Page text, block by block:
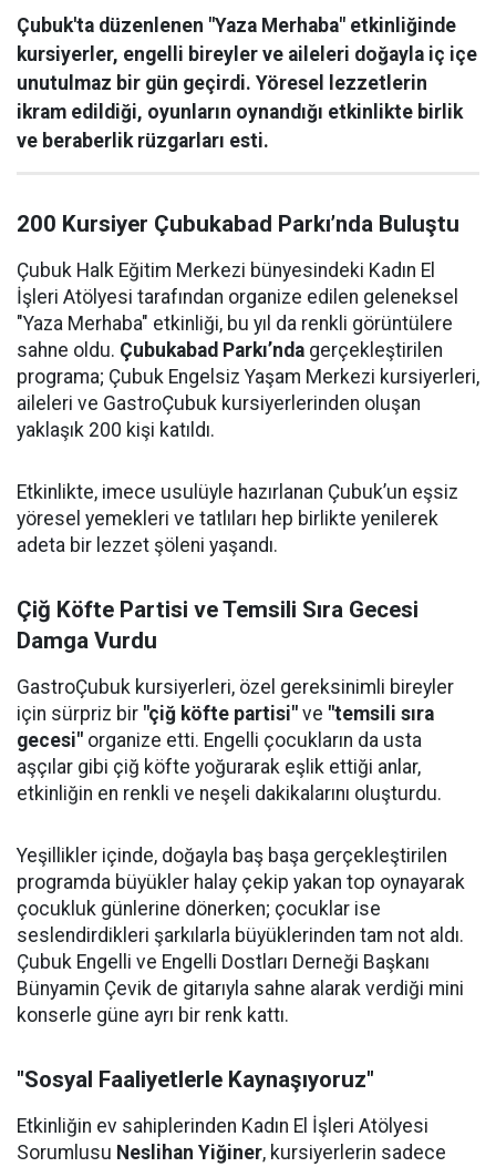
Çubuk'ta düzenlenen "Yaza Merhaba" etkinliğinde
kursiyerler, engelli bireyler ve aileleri doğayla iç içe
unutulmaz bir gün geçirdi. Yöresel lezzetlerin
ikram edildiği, oyunların oynandığı etkinlikte birlik
ve beraberlik rüzgarları esti.
200 Kursiyer Çubukabad Parkı’nda Buluştu
Çubuk Halk Eğitim Merkezi bünyesindeki Kadın El
İşleri Atölyesi tarafından organize edilen geleneksel
"Yaza Merhaba" etkinliği, bu yıl da renkli görüntülere
sahne oldu. Çubukabad Parkı’nda gerçekleştirilen
programa; Çubuk Engelsiz Yaşam Merkezi kursiyerleri,
aileleri ve GastroÇubuk kursiyerlerinden oluşan
yaklaşık 200 kişi katıldı.
Etkinlikte, imece usulüyle hazırlanan Çubuk’un eşsiz
yöresel yemekleri ve tatlıları hep birlikte yenilerek
adeta bir lezzet şöleni yaşandı.
Çiğ Köfte Partisi ve Temsili Sıra Gecesi
Damga Vurdu
GastroÇubuk kursiyerleri, özel gereksinimli bireyler
için sürpriz bir "çiğ köfte partisi" ve "temsili sıra
gecesi" organize etti. Engelli çocukların da usta
aşçılar gibi çiğ köfte yoğurarak eşlik ettiği anlar,
etkinliğin en renkli ve neşeli dakikalarını oluşturdu.
Yeşillikler içinde, doğayla baş başa gerçekleştirilen
programda büyükler halay çekip yakan top oynayarak
çocukluk günlerine dönerken; çocuklar ise
seslendirdikleri şarkılarla büyüklerinden tam not aldı.
Çubuk Engelli ve Engelli Dostları Derneği Başkanı
Bünyamin Çevik de gitarıyla sahne alarak verdiği mini
konserle güne ayrı bir renk kattı.
"Sosyal Faaliyetlerle Kaynaşıyoruz"
Etkinliğin ev sahiplerinden Kadın El İşleri Atölyesi
Sorumlusu Neslihan Yiğiner, kursiyerlerin sadece